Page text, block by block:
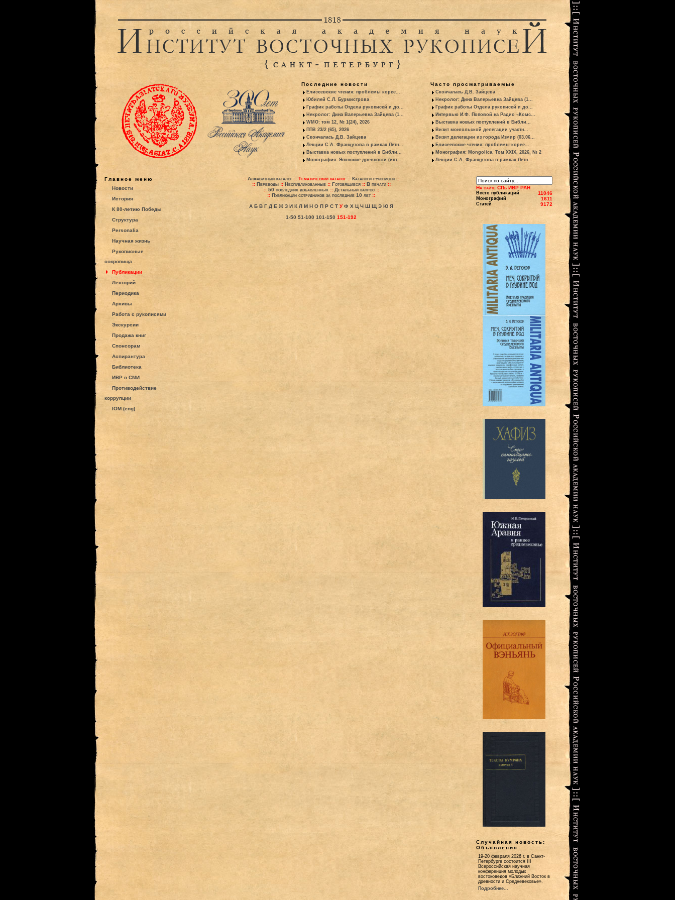
Последние новости
Елисеевские чтения: проблемы корее...
Юбилей С.Л. Бурмистрова
График работы Отдела рукописей и до...
Некролог: Дина Валерьевна Зайцева (1...
WMO: том 12, № 1(24), 2026
ППВ 23/2 (65), 2026
Скончалась Д.В. Зайцева
Лекции С.А. Французова в рамках Летн...
Выставка новых поступлений в Библи...
Монография: Японские древности (ист...
Часто просматриваемые
Скончалась Д.В. Зайцева
Некролог: Дина Валерьевна Зайцева (1...
График работы Отдела рукописей и до...
Интервью И.Ф. Поповой на Радио «Комс...
Выставка новых поступлений в Библи...
Визит монгольской делегации участн...
Визит делегации из города Измир (03.06...
Елисеевские чтения: проблемы корее...
Монография: Mongolica. Том XXIX, 2026, № 2
Лекции С.А. Французова в рамках Летн...
Главное меню
Новости
История
К 80-летию Победы
Структура
Personalia
Научная жизнь
Рукописные
сокровища
Публикации
Лекторий
Периодика
Архивы
Работа с рукописями
Экскурсии
Продажа книг
Спонсорам
Аспирантура
Библиотека
ИВР в СМИ
Противодействие
коррупции
IOM (eng)
:: Алфавитный каталог :: Тематический каталог :: Каталоги рукописей ::
:: Переводы:: Неопубликованные:: Готовящиеся:: В печати::
:: 50 последних добавленных:: Детальный запрос::
:: Публикации сотрудников за последние 10 лет::
А Б В Г Д Е Ж З И К Л М Н О П Р С Т У Ф Х Ц Ч Ш Щ Э Ю Я
1-50 51-100 101-150 151-192
На сайте СПб ИВР РАН
Всего публикаций 11046
Монографий 1611
Статей 9172
Случайная новость:
Объявления
19-20 февраля 2026 г. в Санкт-
Петербурге состоится III
Всероссийская научная
конференция молодых
востоковедов «Ближний Восток в
древности и Средневековье».
Подробнее...